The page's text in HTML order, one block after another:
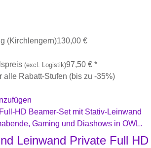
(Kirchlengern)130,00 €
(excl. Logistik)97,50 € *
alle Rabatt-Stufen (bis zu -35%)
Leinwand Private Full HD